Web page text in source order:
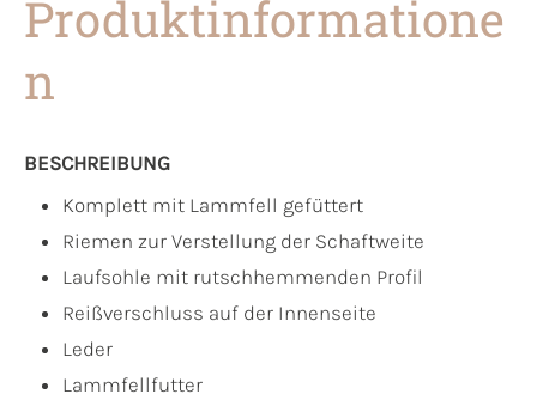
Produktinformatione
n
BESCHREIBUNG
Komplett mit Lammfell gefüttert
Riemen zur Verstellung der Schaftweite
Laufsohle mit rutschhemmenden Profil
Reißverschluss auf der Innenseite
Leder
Lammfellfutter